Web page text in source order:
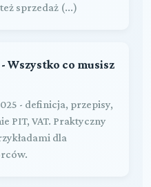
sprzedaż (...)
Wszystko co musisz
- definicja, przepisy,
PIT, VAT. Praktyczny
dla